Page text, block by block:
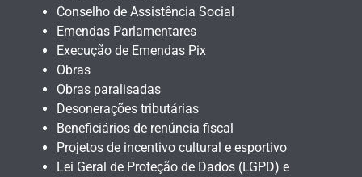
Conselho de Assistência Social
Emendas Parlamentares
Execução de Emendas Pix
Obras
Obras paralisadas
Desonerações tributárias
Beneficiários de renúncia fiscal
Projetos de incentivo cultural e esportivo
Lei Geral de Proteção de Dados (LGPD) e